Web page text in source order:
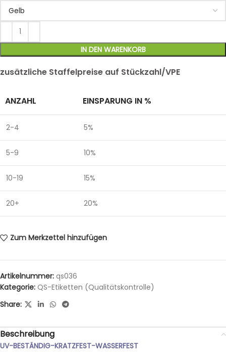
IN DEN WARENKORB
zusätzliche Staffelpreise auf Stückzahl/VPE
ANZAHL EINSPARUNG IN %
2-4 5%
5-9 10%
10-19 15%
20+ 20%
Zum Merkzettel hinzufügen
Artikelnummer: qs036
Kategorie: QS-Etiketten (Qualitätskontrolle)
Share:
Beschreibung
UV-BESTÄNDIG-KRATZFEST-WASSERFEST